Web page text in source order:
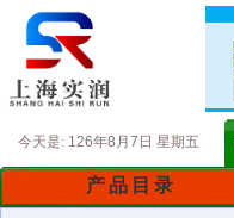
今天是: 126年8月7日 星期五
产品目录